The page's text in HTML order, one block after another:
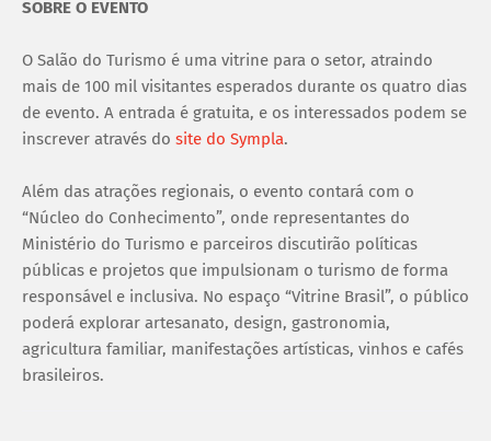
SOBRE O EVENTO
O Salão do Turismo é uma vitrine para o setor, atraindo
mais de 100 mil visitantes esperados durante os quatro dias
de evento. A entrada é gratuita, e os interessados podem se
inscrever através do site do Sympla.
Além das atrações regionais, o evento contará com o
“Núcleo do Conhecimento”, onde representantes do
Ministério do Turismo e parceiros discutirão políticas
públicas e projetos que impulsionam o turismo de forma
responsável e inclusiva. No espaço “Vitrine Brasil”, o público
poderá explorar artesanato, design, gastronomia,
agricultura familiar, manifestações artísticas, vinhos e cafés
brasileiros.